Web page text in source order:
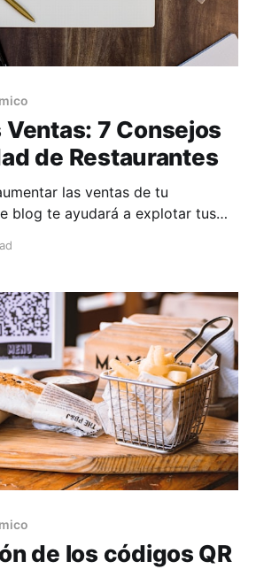
7 Consejos
de Restaurantes
las ventas de tu
blog te ayudará a explotar tus
de los códigos QR